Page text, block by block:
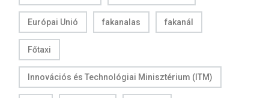
Európai Unió fakanalas fakanál
Főtaxi
Innovációs és Technológiai Minisztérium (ITM)